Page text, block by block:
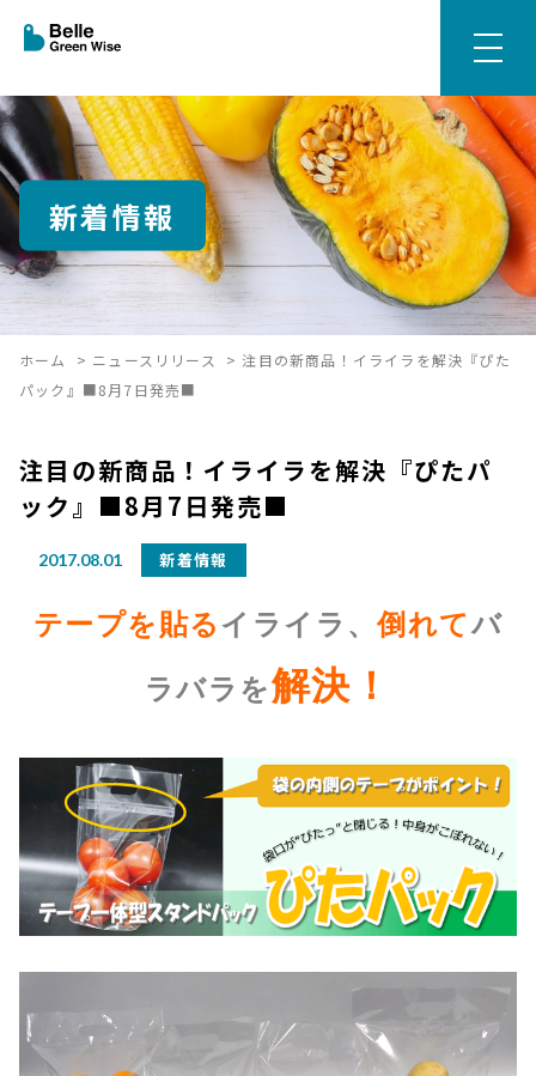
新着情報
ホーム > ニュースリリース > 注目の新商品！イライラを解決『ぴた
パック』■8月7日発売■
注目の新商品！イライラを解決『ぴたパ
ック』■8月7日発売■
2017.08.01 新着情報
テープを貼るイライラ、倒れてバ
ラバラを解決！